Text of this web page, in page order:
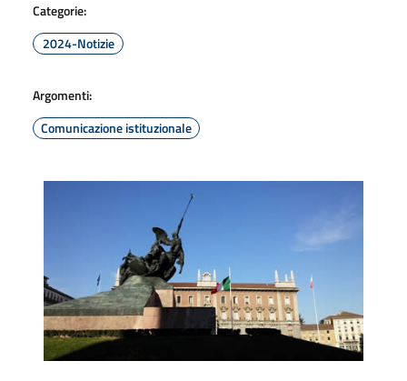
Categorie:
2024-Notizie
Argomenti:
Comunicazione istituzionale